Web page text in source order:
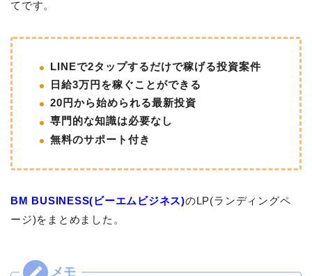
てです。
LINEで2タップするだけで稼げる投資案件
日給3万円を稼ぐことができる
20円から始められる最新投資
専門的な知識は必要なし
無料のサポート付き
BM BUSINESS(ビーエムビジネス)のLP(ランディングペ
ージ)をまとめました。